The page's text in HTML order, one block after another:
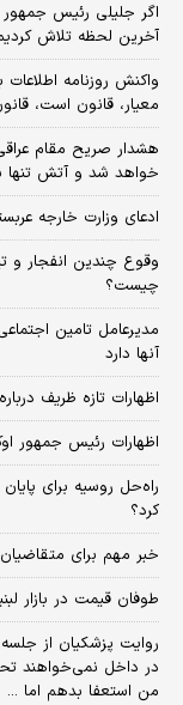
اگر جلیلی رئیس
آخرین لحظه تلاش
واکنش روزنامه
معیار، قانون است،
هشدار صریح مقام
خواهد شد و آتش تنها
ادعای وزارت خارجه
وقوع چندین انفجار و
چیست؟
مدیرعامل تامین
آنها دارد
اظهارات تازه ظریف
اظهارات رئیس جمهور
راه‌حل روسیه برای
کرد؟
خبر مهم برای متقاضیان خرید
طوفان قیمت در بازار
روایت پزشکیان از جلسه
در داخل نمی‌خواهند
من استعفا بدهم اما ...